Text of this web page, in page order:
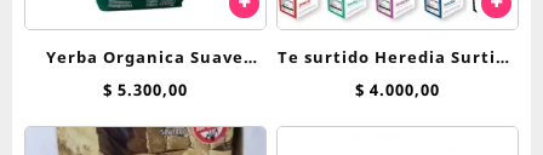
Yerba Organica Suave
Roapipo x 500 g
$ 5.300,00
Te surtido Heredia Surtido
Clasico saquitos
$ 4.000,00